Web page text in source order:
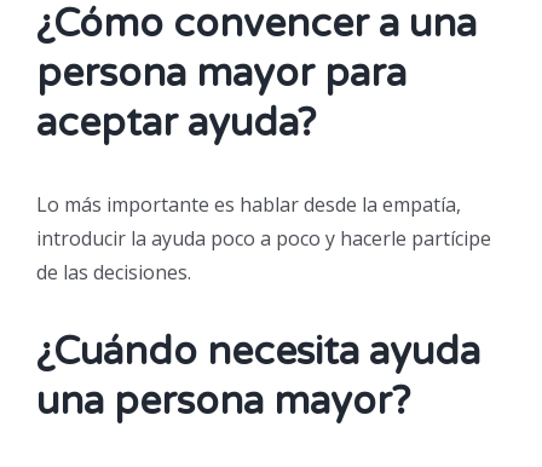
¿Cómo convencer a una
persona mayor para
aceptar ayuda?
Lo más importante es hablar desde la empatía,
introducir la ayuda poco a poco y hacerle partícipe
de las decisiones.
¿Cuándo necesita ayuda
una persona mayor?